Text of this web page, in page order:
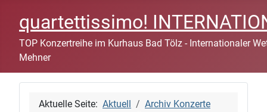
quartettissimo!
TOP Konzertreihe im Kurhaus Bad Tölz - Internationaler
Mehner
Aktuelle Seite: Aktuell
Archiv Konzerte